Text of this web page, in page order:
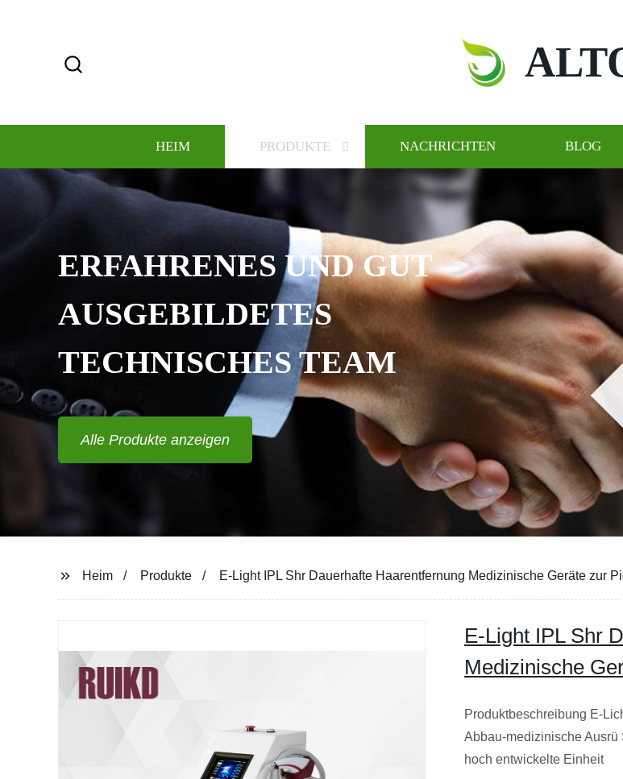
HEIM PRODUKTE NACHRICHTEN BLOG
GROSSARTIGER SERVICE IST U
NSERE MISSION!
Alle Produkte anzeigen
Heim Produkte E-Light IPL Shr Dauerhafte Haarentfernung Medizinische Geräte zur
E-Light IPL Shr
Medizinische
Produktbeschreibung E-
Abbau-medizinische
hoch entwickelte Einheit